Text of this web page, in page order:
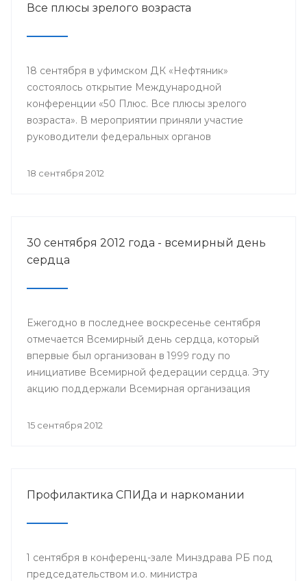
Все плюсы зрелого возраста
18 сентября в уфимском ДК «Нефтяник»
состоялось открытие Международной
конференции «50 Плюс. Все плюсы зрелого
возраста». В мероприятии приняли участие
руководители федеральных органов
самоуправления, представители международных
18 сентября 2012
30 сентября 2012 года - всемирный день
сердца
Ежегодно в последнее воскресенье сентября
отмечается Всемирный день сердца, который
впервые был организован в 1999 году по
инициативе Всемирной федерации сердца. Эту
акцию поддержали Всемирная организация
организации.
15 сентября 2012
Профилактика СПИДа и наркомании
1 сентября в конференц-зале Минздрава РБ под
председательством и.о. министра